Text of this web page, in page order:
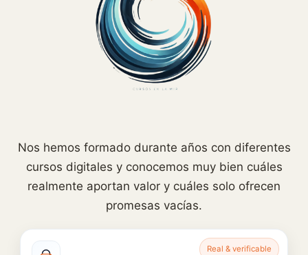
Nos hemos formado durante años con diferentes
cursos digitales y conocemos muy bien cuáles
realmente aportan valor y cuáles solo ofrecen
promesas vacías.
Real & verificable